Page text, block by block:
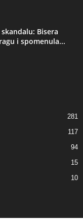
Bisera
i spomenula...
281
117
94
15
10